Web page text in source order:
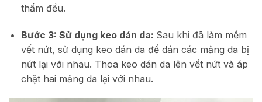
thấm đều.
Bước 3: Sử dụng keo dán da: Sau khi đã làm mềm
vết nứt, sử dụng keo dán da để dán các mảng da bị
nứt lại với nhau. Thoa keo dán da lên vết nứt và áp
chặt hai mảng da lại với nhau.